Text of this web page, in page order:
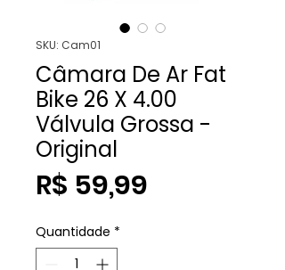
SKU: Cam01
Câmara De Ar Fat
Bike 26 X 4.00
Válvula Grossa -
Original
R$ 59,99
Quantidade *